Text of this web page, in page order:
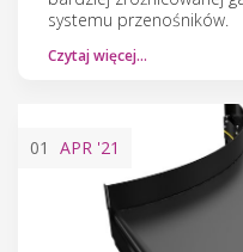
systemu przenośników.
Czytaj więcej…
01 APR '21